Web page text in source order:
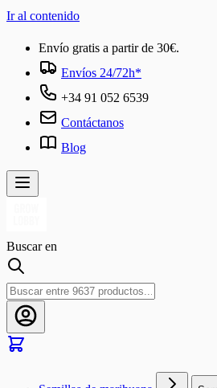
Ir al contenido
Envío gratis a partir de 30€.
Envíos 24/72h*
+34 91 052 6539
Contáctanos
Blog
Buscar en